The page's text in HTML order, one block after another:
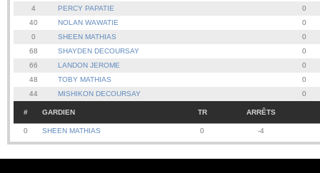
4
PERCY PAPATIE
0
40
NOLAN WAWATIE
0
0
SHEEN MATHIAS
0
68
SHAYDEN DECOURSAY
0
66
LANDON JEROME
0
48
TOBY MATHIAS
0
44
MISHIKON DECOURSAY 0
# GARDIEN TR ARRÊTS
0 SHEEN MATHIAS 0 -4